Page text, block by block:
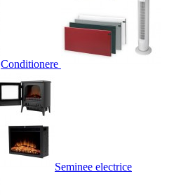
Conditionere
Seminee electrice